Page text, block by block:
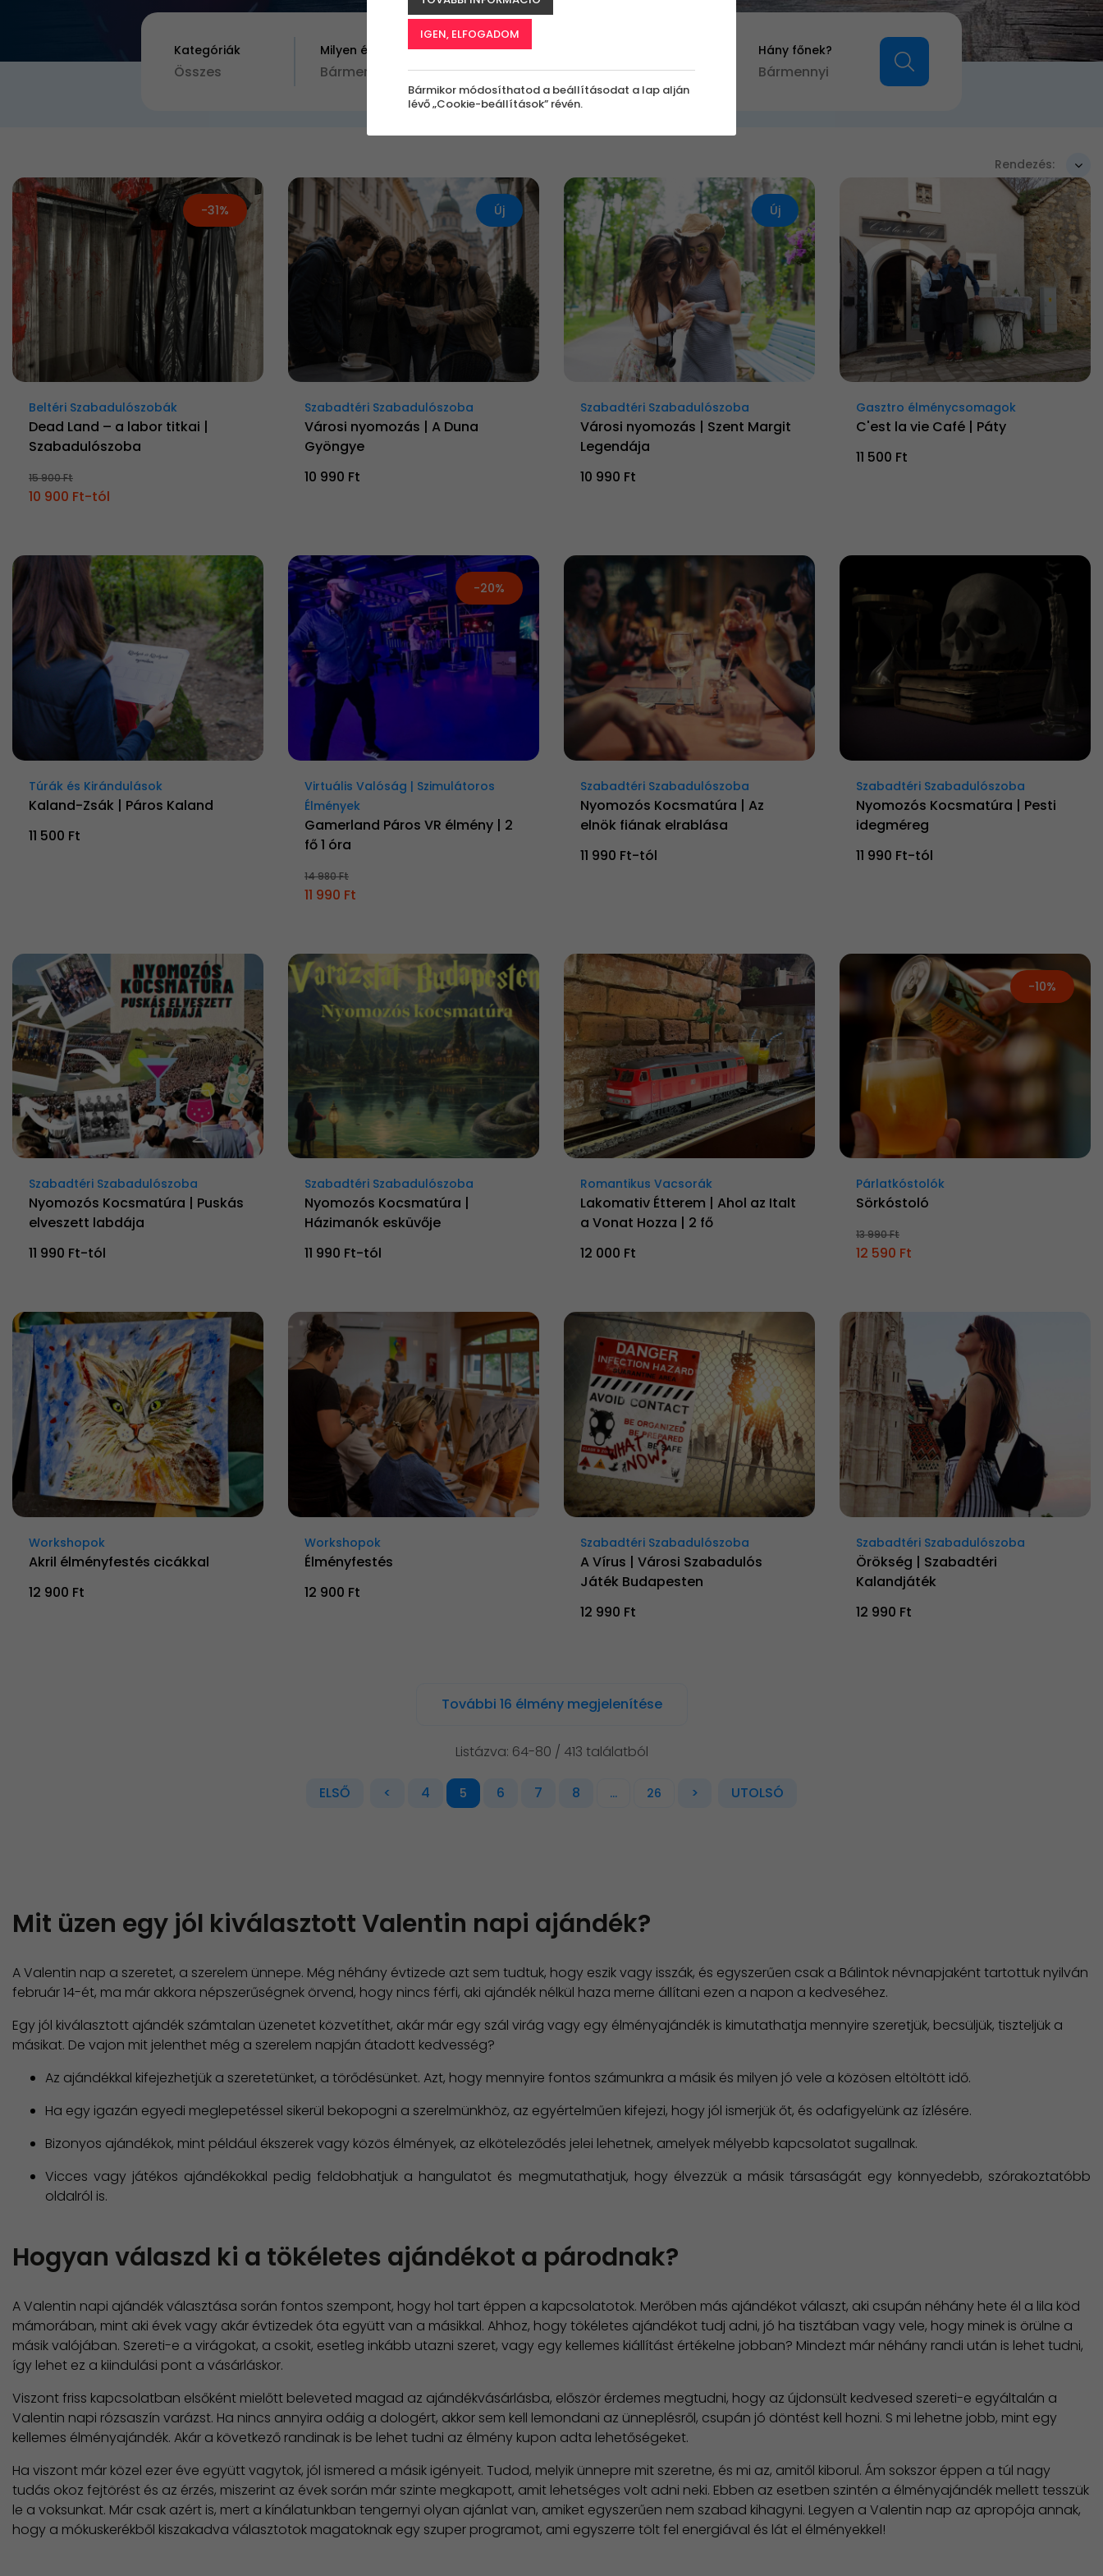
Kategóriák
Összes
Milyen értékben?
Bármennyi
Kinek szól az
élmény?
Bárkinek
Valentin napra
Hány főnek?
Bármennyi
Rendezés:
-31%
Beltéri Szabadulószobák
Dead Land – a labor titkai |
Szabadulószoba
15 900 Ft
10 900 Ft-tól
Új
Szabadtéri Szabadulószoba
Városi nyomozás | A Duna
Gyöngye
10 990 Ft
Új
Szabadtéri Szabadulószoba
Városi nyomozás | Szent Margit
Legendája
10 990 Ft
Gasztro élménycsomagok
C'est la vie Café | Páty
11 500 Ft
Túrák és Kirándulások
Kaland-Zsák | Páros Kaland
11 500 Ft
-20%
Virtuális Valóság | Szimulátoros
Élmények
Gamerland Páros VR élmény | 2
fő 1 óra
14 980 Ft
11 990 Ft
Szabadtéri Szabadulószoba
Nyomozós Kocsmatúra | Az
elnök fiának elrablása
11 990 Ft-tól
Szabadtéri Szabadulószoba
Nyomozós Kocsmatúra | Pesti
idegméreg
11 990 Ft-tól
Szabadtéri Szabadulószoba
Nyomozós Kocsmatúra | Puskás
elveszett labdája
11 990 Ft-tól
Szabadtéri Szabadulószoba
Nyomozós Kocsmatúra |
Házimanók esküvője
11 990 Ft-tól
Romantikus Vacsorák
Lakomativ Étterem | Ahol az Italt
a Vonat Hozza | 2 fő
12 000 Ft
-10%
Párlatkóstolók
Sörkóstoló
13 990 Ft
12 590 Ft
Workshopok
Akril élményfestés cicákkal
12 900 Ft
Workshopok
Élményfestés
12 900 Ft
Szabadtéri Szabadulószoba
A Vírus | Városi Szabadulós
Játék Budapesten
12 990 Ft
Szabadtéri Szabadulószoba
Örökség | Szabadtéri
Kalandjáték
12 990 Ft
További 16 élmény megjelenítése
Listázva: 64-80 / 413 találatból
ELSŐ < 4 5 6 7 8 ... 26 > UTOLSÓ
Mit üzen egy jól kiválasztott Valentin napi ajándék?
A Valentin nap a szeretet, a szerelem ünnepe. Még néhány évtizede azt sem tudtuk, hogy eszik vagy isszák, és egyszerűen csak a Bálintok névnapjaként tartottuk nyilván
február 14-ét, ma már akkora népszerűségnek örvend, hogy nincs férfi, aki ajándék nélkül haza merne állítani ezen a napon a kedveséhez.
Egy jól kiválasztott ajándék számtalan üzenetet közvetíthet, akár már egy szál virág vagy egy élményajándék is kimutathatja mennyire szeretjük, becsüljük, tiszteljük a
másikat. De vajon mit jelenthet még a szerelem napján átadott kedvesség?
Az ajándékkal kifejezhetjük a szeretetünket, a törődésünket. Azt, hogy mennyire fontos számunkra a másik és milyen jó vele a közösen eltöltött idő.
Ha egy igazán egyedi meglepetéssel sikerül bekopogni a szerelmünkhöz, az egyértelműen kifejezi, hogy jól ismerjük őt, és odafigyelünk az ízlésére.
Bizonyos ajándékok, mint például ékszerek vagy közös élmények, az elköteleződés jelei lehetnek, amelyek mélyebb kapcsolatot sugallnak.
Vicces vagy játékos ajándékokkal pedig feldobhatjuk a hangulatot és megmutathatjuk, hogy élvezzük a másik társaságát egy könnyedebb, szórakoztatóbb
oldalról is.
Hogyan válaszd ki a tökéletes ajándékot a párodnak?
A Valentin napi ajándék választása során fontos szempont, hogy hol tart éppen a kapcsolatotok. Merőben más ajándékot választ, aki csupán néhány hete él a lila köd
mámorában, mint aki évek vagy akár évtizedek óta együtt van a másikkal. Ahhoz, hogy tökéletes ajándékot tudj adni, jó ha tisztában vagy vele, hogy minek is örülne a
másik valójában. Szereti-e a virágokat, a csokit, esetleg inkább utazni szeret, vagy egy kellemes kiállítást értékelne jobban? Mindezt már néhány randi után is lehet tudni,
így lehet ez a kiindulási pont a vásárláskor.
Viszont friss kapcsolatban elsőként mielőtt beleveted magad az ajándékvásárlásba, először érdemes megtudni, hogy az újdonsült kedvesed szereti-e egyáltalán a
Valentin napi rózsaszín varázst. Ha nincs annyira odáig a dologért, akkor sem kell lemondani az ünneplésről, csupán jó döntést kell hozni. S mi lehetne jobb, mint egy
kellemes élményajándék. Akár a következő randinak is be lehet tudni az élmény kupon adta lehetőségeket.
Ha viszont már közel ezer éve együtt vagytok, jól ismered a másik igényeit. Tudod, melyik ünnepre mit szeretne, és mi az, amitől kiborul. Ám sokszor éppen a túl nagy
tudás okoz fejtörést és az érzés, miszerint az évek során már szinte megkapott, amit lehetséges volt adni neki. Ebben az esetben szintén a élményajándék mellett tesszük
le a voksunkat. Már csak azért is, mert a kínálatunkban tengernyi olyan ajánlat van, amiket egyszerűen nem szabad kihagyni. Legyen a Valentin nap az apropója annak,
hogy a mókuskerékből kiszakadva választotok magatoknak egy szuper programot, ami egyszerre tölt fel energiával és lát el élményekkel!
IGEN, ELFOGADOM
Bármikor módosíthatod a beállításodat a lap alján
lévő „Cookie-beállítások” révén.